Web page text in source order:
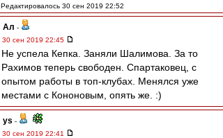
Редактировалось 30 сен 2019 22:52
Ал -
30 сен 2019 22:45
Не успела Кепка. Заняли Шалимова. За то
Рахимов теперь свободен. Спартаковец, с
опытом работы в топ-клубах. Менялся уже
местами с Кононовым, опять же. :)
ys -
30 сен 2019 22:41